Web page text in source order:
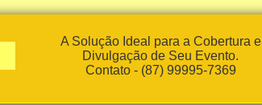
A Solução Ideal para a Cobertura e
Divulgação de Seu Evento.
Contato - (87) 99995-7369